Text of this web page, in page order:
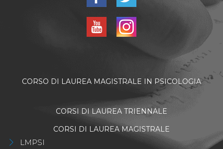
CORSO DI LAUREA MAGISTRALE IN PSICOLOGIA
CORSI DI LAUREA TRIENNALE
CORSI DI LAUREA MAGISTRALE
LMPSI